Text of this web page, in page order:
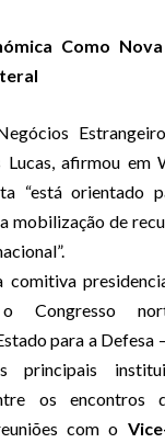
Como
afirmou em
“está orientado
mobilização de
comitiva
Congresso
para a
principais
os encontros
com o